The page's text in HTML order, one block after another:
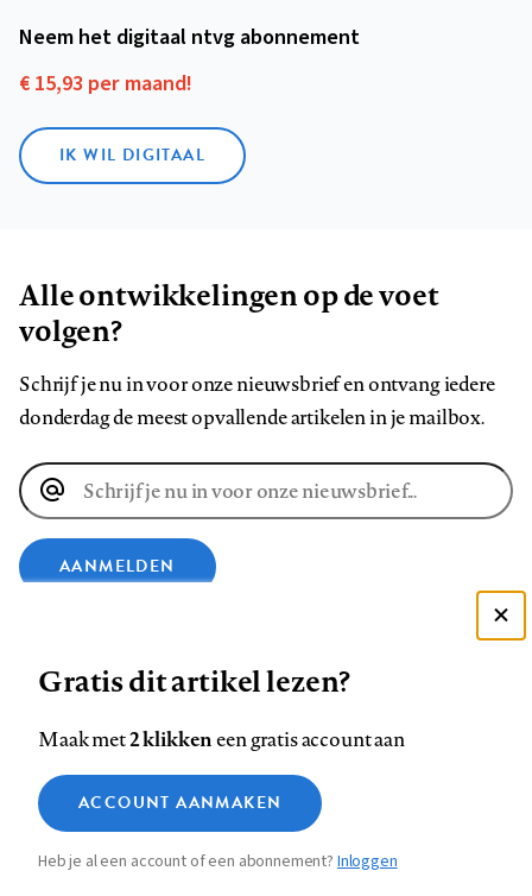
Neem het digitaal ntvg abonnement
€ 15,93 per maand!
IK WIL DIGITAAL
Alle ontwikkelingen op de voet
volgen?
Schrijf je nu in voor onze nieuwsbrief en ontvang iedere
donderdag de meest opvallende artikelen in je mailbox.
E-
mailadres
AANMELDEN
op
Facebook
op
LinkedIn
op
Bluesky
ons
op
InstagramYouTube
Footer
navigation
Contact Colofon Disclaimer Privacy
Medische vragen verdienen
betrouwbare antwoorden
Zie onze cookie policy
Analytische cookies
Marketing cookies
Gratis dit artikel lezen?
Maak met2 klikkeneen gratis account aan
ACCOUNT AANMAKEN
Heb je al een account of een abonnement?Inloggen